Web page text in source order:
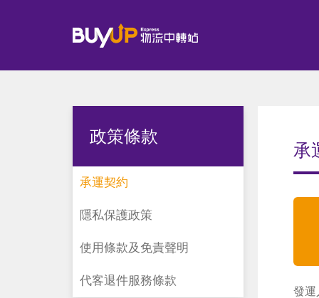
政策條款
承運契約
隱私保護政策
使用條款及免責聲明
代客退件服務條款
承
發運